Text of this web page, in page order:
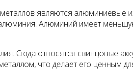
являются алюминиевые
Алюминий имеет
Сюда относятся свинцовые
что делает его ценным